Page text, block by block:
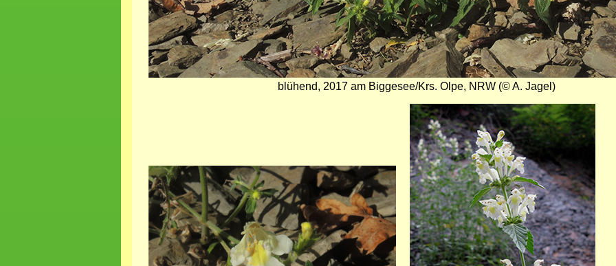
blühend, 2017 am Biggesee/Krs. Olpe, NRW (© A. Jagel)
Bild
Bild